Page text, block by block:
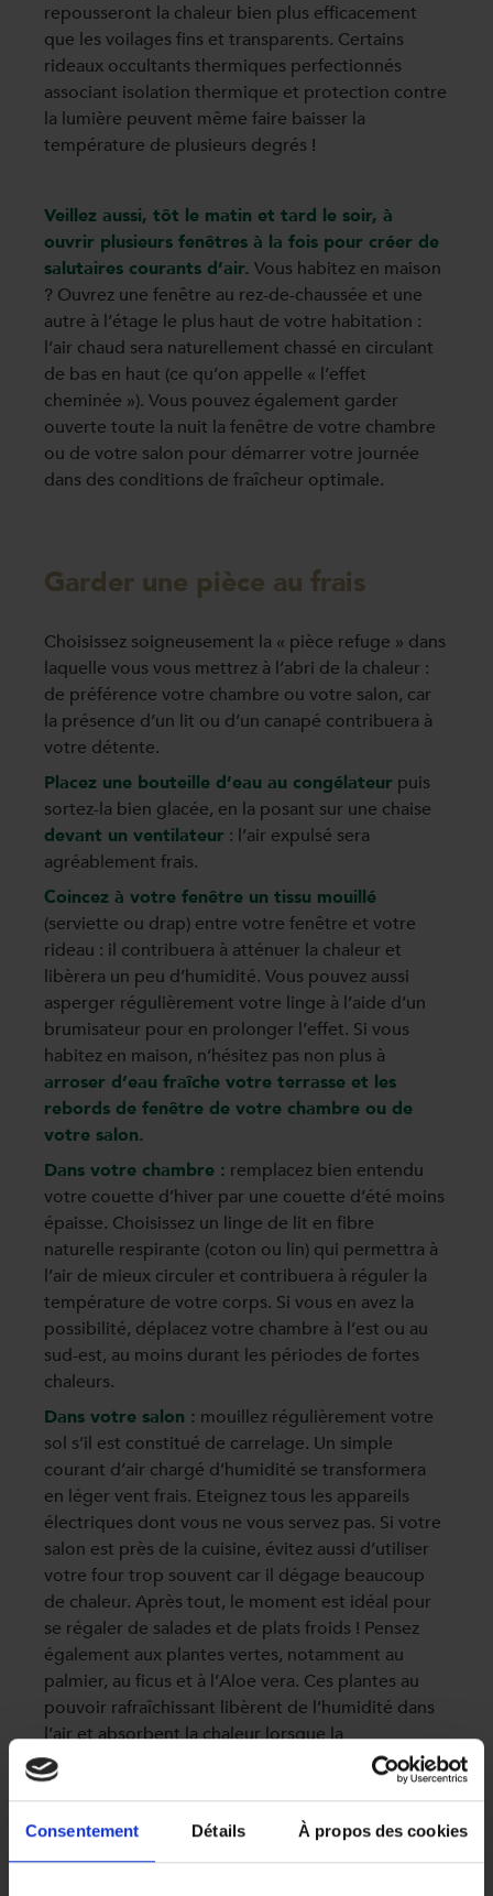
Consentement Détails À propos des cookies
repousseront la chaleur bien plus efficacement
que les voilages fins et transparents. Certains
rideaux occultants thermiques perfectionnés
associant isolation thermique et protection contre
la lumière peuvent même faire baisser la
température de plusieurs degrés !
Veillez aussi, tôt le matin et tard le soir, à
ouvrir plusieurs fenêtres à la fois pour créer de
salutaires courants d’air. Vous habitez en maison
? Ouvrez une fenêtre au rez-de-chaussée et une
autre à l’étage le plus haut de votre habitation :
l’air chaud sera naturellement chassé en circulant
de bas en haut (ce qu’on appelle « l’effet
cheminée »). Vous pouvez également garder
ouverte toute la nuit la fenêtre de votre chambre
ou de votre salon pour démarrer votre journée
dans des conditions de fraîcheur optimale.
Garder une pièce au frais
Choisissez soigneusement la « pièce refuge » dans
laquelle vous vous mettrez à l’abri de la chaleur :
de préférence votre chambre ou votre salon, car
la présence d’un lit ou d’un canapé contribuera à
votre détente.
Placez une bouteille d’eau au congélateur puis
sortez-la bien glacée, en la posant sur une chaise
devant un ventilateur : l’air expulsé sera
agréablement frais.
Coincez à votre fenêtre un tissu mouillé
(serviette ou drap) entre votre fenêtre et votre
rideau : il contribuera à atténuer la chaleur et
libèrera un peu d’humidité. Vous pouvez aussi
asperger régulièrement votre linge à l’aide d’un
brumisateur pour en prolonger l’effet. Si vous
habitez en maison, n’hésitez pas non plus à
arroser d’eau fraîche votre terrasse et les
rebords de fenêtre de votre chambre ou de
votre salon.
Dans votre chambre : remplacez bien entendu
votre couette d’hiver par une couette d’été moins
épaisse. Choisissez un linge de lit en fibre
naturelle respirante (coton ou lin) qui permettra à
l’air de mieux circuler et contribuera à réguler la
température de votre corps. Si vous en avez la
possibilité, déplacez votre chambre à l’est ou au
sud-est, au moins durant les périodes de fortes
chaleurs.
Dans votre salon : mouillez régulièrement votre
sol s’il est constitué de carrelage. Un simple
courant d’air chargé d’humidité se transformera
en léger vent frais. Eteignez tous les appareils
électriques dont vous ne vous servez pas. Si votre
salon est près de la cuisine, évitez aussi d’utiliser
votre four trop souvent car il dégage beaucoup
de chaleur. Après tout, le moment est idéal pour
se régaler de salades et de plats froids ! Pensez
également aux plantes vertes, notamment au
palmier, au ficus et à l’Aloe vera. Ces plantes au
pouvoir rafraîchissant libèrent de l’humidité dans
l’air et absorbent la chaleur lorsque la
température grimpe. Profitez-en pour les arroser
régulièrement !